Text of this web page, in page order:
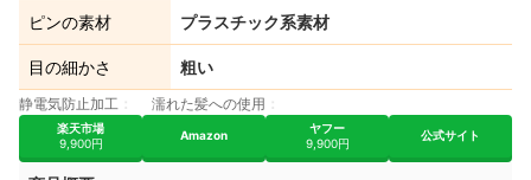
ピンの素材 プラスチック系素材
目の細かさ 粗い
静電気防止加工 濡れた髪への使用
楽天市場
9,900円
Amazon
ヤフー
9,900円
公式サイト